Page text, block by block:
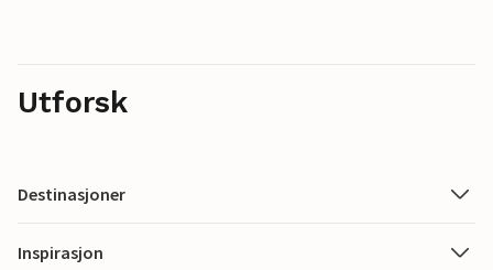
Utforsk
Destinasjoner
Inspirasjon